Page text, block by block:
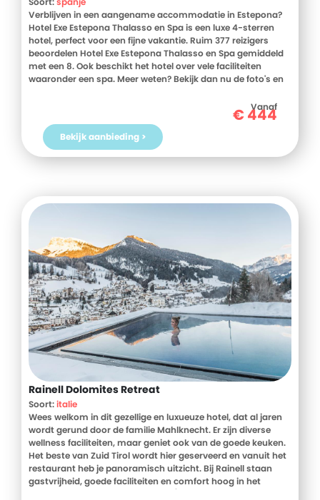
Verblijven in een aangename accommodatie in Estepona?
Hotel Exe Estepona Thalasso en Spa is een luxe 4-sterren
hotel, perfect voor een fijne vakantie. Ruim 377 reizigers
beoordelen Hotel Exe Estepona Thalasso en Spa gemiddeld
met een 8. Ook beschikt het hotel over vele faciliteiten
waaronder een spa. Meer weten? Bekijk dan nu de foto's en
meer informatie! Ben jij toe aan een heerlijke vakantie in
Spanje? Boek jouw vakantie naar Hotel Exe Estepona
Thalasso en Spa vandaag nog!
Vanaf
€444
Bekijk aanbieding >
Rainell Dolomites Retreat
Soort:italie
Wees welkom in dit gezellige en luxueuze hotel, dat al jaren
wordt gerund door de familie Mahlknecht. Er zijn diverse
wellness faciliteiten, maar geniet ook van de goede keuken.
Het beste van Zuid Tirol wordt hier geserveerd en vanuit het
restaurant heb je panoramisch uitzicht. Bij Rainell staan
gastvrijheid, goede faciliteiten en comfort hoog in het